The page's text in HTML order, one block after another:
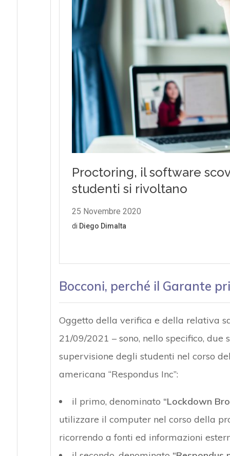
Bocconi, perché il Garante
Oggetto della verifica e della relativa
21/09/2021 – sono, nello specifico,
supervisione degli studenti nel corso
americana “Respondus Inc”:
il primo, denominato “Lockdown
utilizzare il computer nel corso della
ricorrendo a fonti ed informazioni